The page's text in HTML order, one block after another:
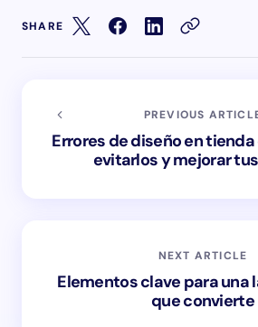
SHARE
PREVIOUS
Errores de diseño en
evitarlos y mejorar
NEXT ARTICLE
Elementos clave para una
que convierte